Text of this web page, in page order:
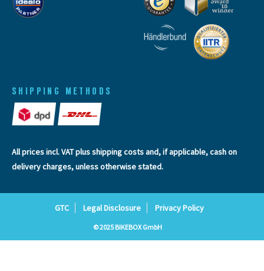
SHIPPING METHODS
All prices incl. VAT plusshipping costsand, if applicable, cash on
delivery charges, unless otherwise stated.
GTC Legal Disclosure Privacy Policy
© 2025 BIKEBOX GmbH